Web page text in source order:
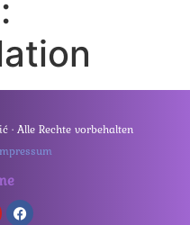
Alle Rechte vorbehalten